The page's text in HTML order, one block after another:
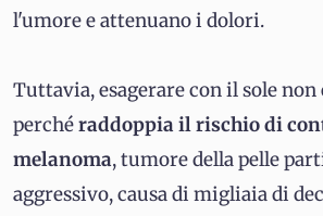
l'umore e attenuano i dolori.
Tuttavia, esagerare con il sole non
perchéraddoppia il rischio di
melanoma, tumore della pelle
aggressivo, causa di migliaia di